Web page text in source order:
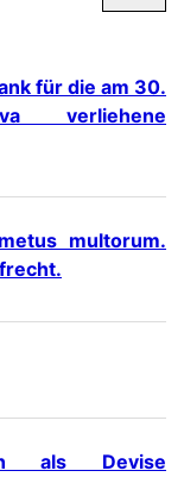
für die am 30.
verliehene
multorum.
als Devise